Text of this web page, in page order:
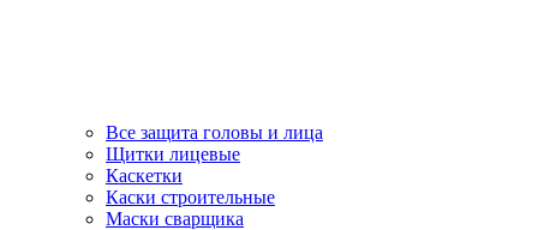
Все защита головы и лица
Щитки лицевые
Каскетки
Каски строительные
Маски сварщика